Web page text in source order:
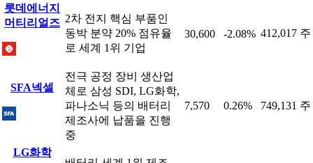
롯데에너지
머티리얼즈 2차 전지 핵심 부품인
동박 분약 20% 점유율
로 세계 1위 기업
30,600 -2.08% 412,017 주
SFA넥셀
전극 공정 장비 생산업
체로 삼성 SDI, LG화학,
파나소닉 등의 배터리
제조사에 납품을 진행
중
7,570 0.26% 749,131 주
LG화학